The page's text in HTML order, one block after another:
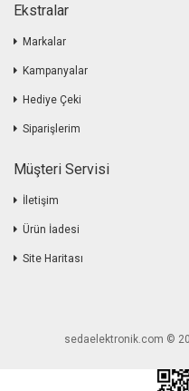
Ekstralar
Markalar
Kampanyalar
Hediye Çeki
Siparişlerim
Müşteri Servisi
İletişim
Ürün İadesi
Site Haritası
sedaelektronik.com ©